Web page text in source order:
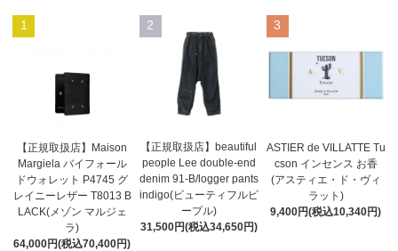
1
【正規取扱店】Maison
Margiela バイフォール
ドウォレット P4745 グ
レイニーレザー T8013 B
LACK(メゾン マルジェ
ラ)
64,000円(税込70,400円)
2
【正規取扱店】beautiful
people Lee double-end
denim 91-B/logger pants
indigo(ビューティフルピ
ープル)
31,500円(税込34,650円)
3
ASTIER de VILLATTE Tu
cson インセンス お香
(アスティエ・ド・ヴィ
ラット)
9,400円(税込10,340円)